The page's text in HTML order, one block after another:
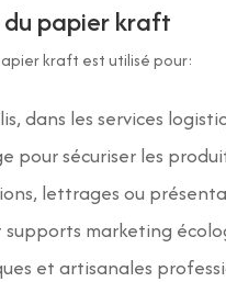
du papier kraft
kraft est utilisé pour:
dans les services
pour sécuriser les
lettrages ou
marketing
et artisanales